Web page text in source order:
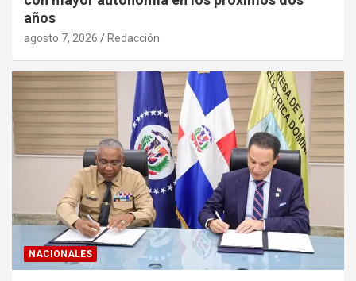
años
agosto 7, 2026 Redacción
NACIONALES